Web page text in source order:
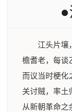
江头片壤
檐耆老，每谈
而议当时梗化
关讨贼，率土
从新朝革命之